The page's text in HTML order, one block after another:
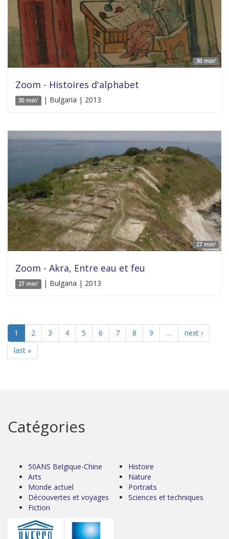
30 min'
Zoom - Histoires d'alphabet
30 min' | Bulgaria | 2013
27 min'
Zoom - Akra, Entre eau et feu
27 min' | Bulgaria | 2013
1 2 3 4 5 6 7 8 9 …
next ›
last »
Catégories
50ANS Belgique-Chine
Arts
Monde actuel
Découvertes et voyages
Fiction
Histoire
Nature
Portraits
Sciences et techniques